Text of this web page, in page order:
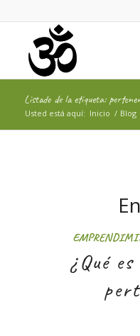
Listado de la etiqueta:
Usted está aquí: Inicio / Blog
¿Qué